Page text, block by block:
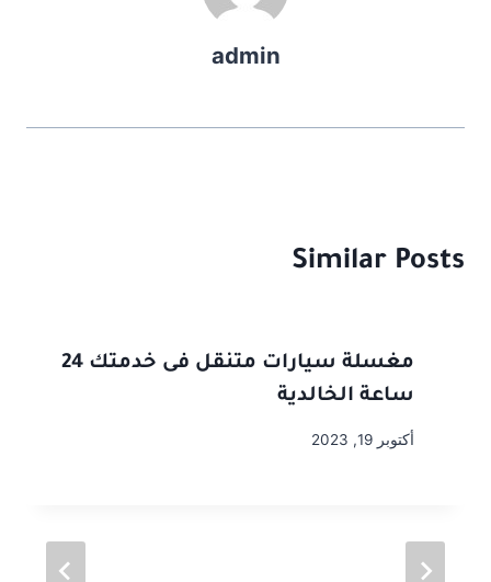
admin
Similar Posts
مغسلة سيارات متنقل فى خدمتك 24
ساعة الخالدية
أكتوبر 19, 2023